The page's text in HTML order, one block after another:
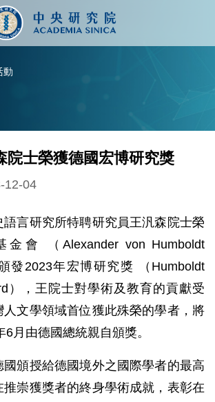
動
院士榮獲德國宏博研究獎
12-04
語言研究所特聘研究員王汎森院士榮
會 （Alexander von Humboldt
發2023年宏博研究獎 （Humboldt
），王院士對學術及教育的貢獻受
人文學領域首位獲此殊榮的學者，將
月由德國總統親自頒獎。
頒授給德國境外之國際學者的最高
崇獲獎者的終身學術成就，表彰在